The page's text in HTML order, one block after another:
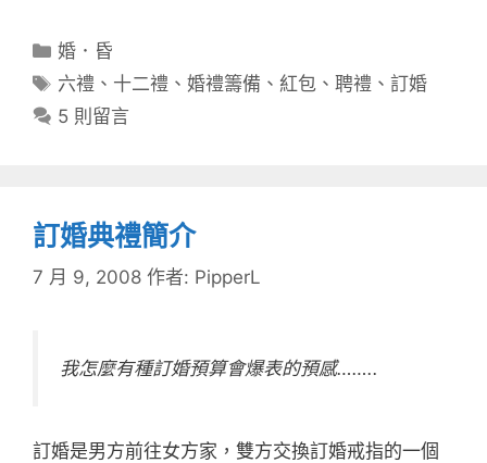
分
類
婚．昏
標
籤
六禮 、 十二禮 、婚禮籌備 、 紅包 、聘禮 、訂婚
5 則留言
訂婚典禮簡介
7 月 9, 2008 作者: PipperL
我怎麼有種訂婚預算會爆表的預感……..
訂婚是男方前往女方家，雙方交換訂婚戒指的一個